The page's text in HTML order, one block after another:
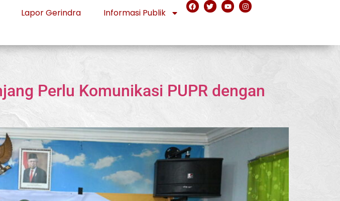
Lapor Gerindra Informasi Publik
Perlu Komunikasi PUPR dengan